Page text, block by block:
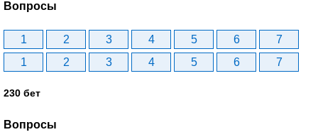
Вопросы
1 2 3 4 5 6
7
1
2 3 4 5 6 7
230 бет
Вопросы